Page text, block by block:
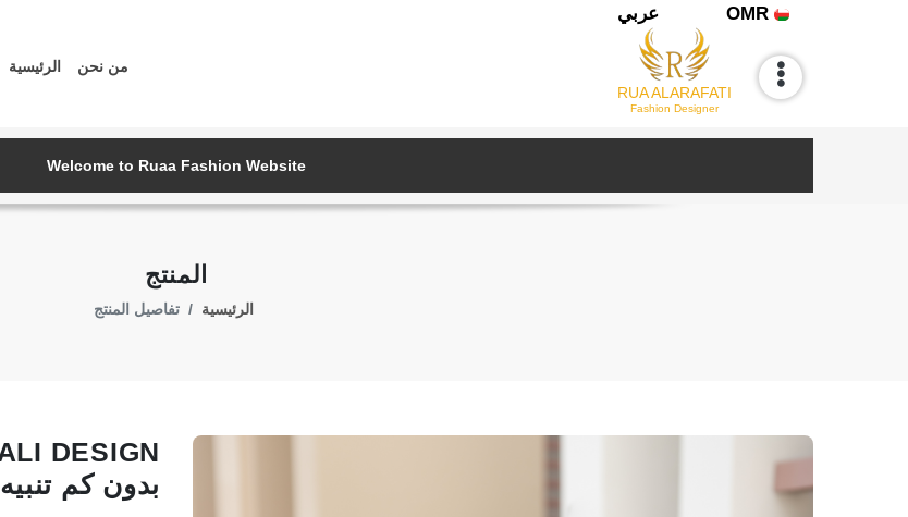
عربي
RUA ALARAFATI
Fashion Designer
الرئيسية من نحن
Welcome to Ruaa Fashion Website
المنتج
الرئيسية تفاصيل المنتج
بدون كم تنبيه